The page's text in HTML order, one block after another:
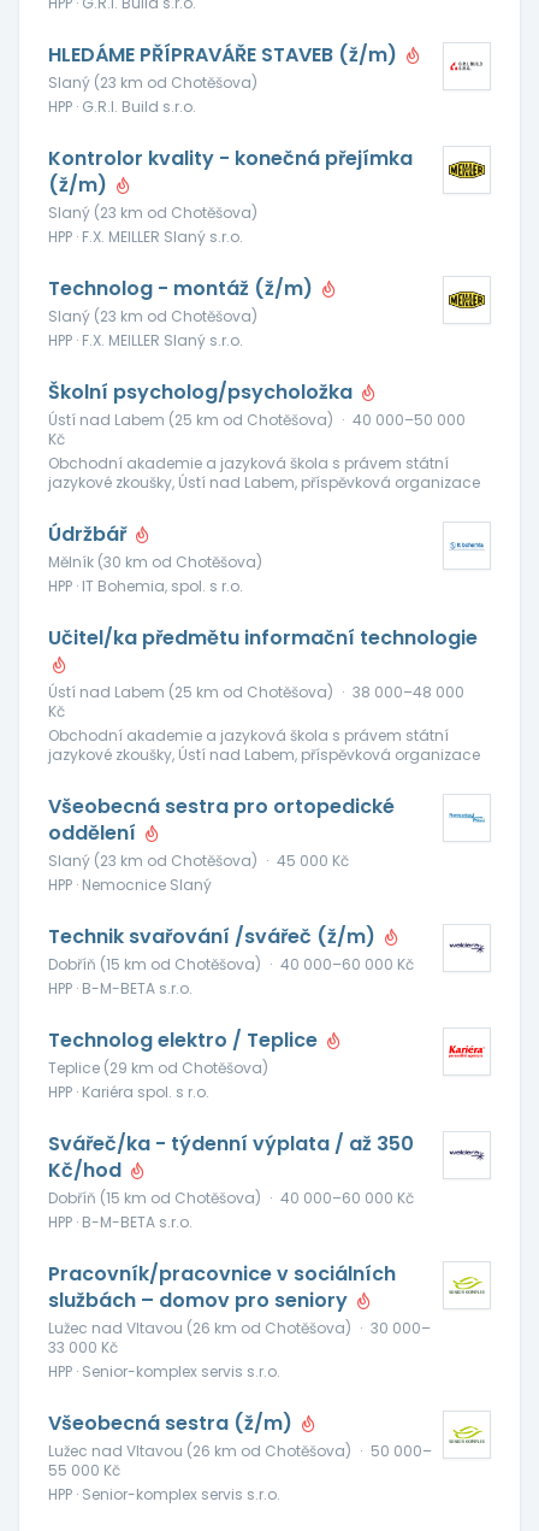
HLEDÁME PŘÍPRAVÁŘE STAVEB (ž/m)
Slaný (23 km od Chotěšova)
HPP · G.R.I. Build s.r.o.
Kontrolor kvality - konečná přejímka
(ž/m)
Slaný (23 km od Chotěšova)
HPP · F.X. MEILLER Slaný s.r.o.
Technolog - montáž (ž/m)
Slaný (23 km od Chotěšova)
HPP · F.X. MEILLER Slaný s.r.o.
Školní psycholog/psycholožka
Ústí nad Labem (25 km od Chotěšova) · 40 000–50 000
Kč
Obchodní akademie a jazyková škola s právem státní
jazykové zkoušky, Ústí nad Labem, příspěvková organizace
Údržbář
Mělník (30 km od Chotěšova)
HPP · IT Bohemia, spol. s r.o.
Učitel/ka předmětu informační technologie
Ústí nad Labem (25 km od Chotěšova) · 38 000–48 000
Kč
Obchodní akademie a jazyková škola s právem státní
jazykové zkoušky, Ústí nad Labem, příspěvková organizace
Všeobecná sestra pro ortopedické
oddělení
Slaný (23 km od Chotěšova) · 45 000 Kč
HPP · Nemocnice Slaný
Technik svařování /svářeč (ž/m)
Dobříň (15 km od Chotěšova) · 40 000–60 000 Kč
HPP · B-M-BETA s.r.o.
Technolog elektro / Teplice
Teplice (29 km od Chotěšova)
HPP · Kariéra spol. s r.o.
Svářeč/ka - týdenní výplata / až 350
Kč/hod
Dobříň (15 km od Chotěšova) · 40 000–60 000 Kč
HPP · B-M-BETA s.r.o.
Pracovník/pracovnice v sociálních
službách – domov pro seniory
Lužec nad Vltavou (26 km od Chotěšova) · 30 000–
33 000 Kč
HPP · Senior-komplex servis s.r.o.
Všeobecná sestra (ž/m)
Lužec nad Vltavou (26 km od Chotěšova) · 50 000–
55 000 Kč
HPP · Senior-komplex servis s.r.o.